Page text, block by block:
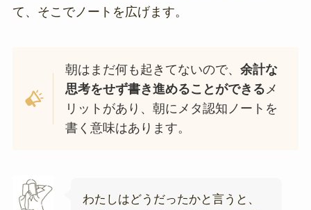
て、そこでノートを広げます。
朝はまだ何も起きてないので、余計な
思考をせず書き進めることができるメ
リットがあり、朝にメタ認知ノートを
書く意味はあります。
わたしはどうだったかと言うと、